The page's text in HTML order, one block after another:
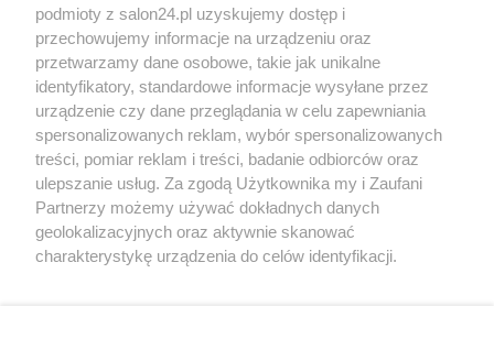
Społeczeństwo
Kultura
X Facebook Instagram Youtube
podmioty z salon24.pl uzyskujemy dostęp i
przechowujemy informacje na urządzeniu oraz
przetwarzamy dane osobowe, takie jak unikalne
identyfikatory, standardowe informacje wysyłane przez
urządzenie czy dane przeglądania w celu zapewniania
spersonalizowanych reklam, wybór spersonalizowanych
treści, pomiar reklam i treści, badanie odbiorców oraz
ulepszanie usług. Za zgodą Użytkownika my i Zaufani
Partnerzy możemy używać dokładnych danych
geolokalizacyjnych oraz aktywnie skanować
charakterystykę urządzenia do celów identyfikacji.